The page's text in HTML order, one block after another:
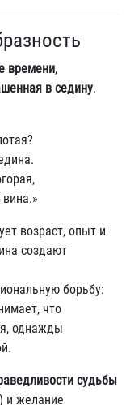
времени,
в седину.
возраст, опыт и
создают
борьбу:
что
однажды
судьбы
и желание